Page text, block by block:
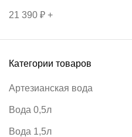
21 390 ₽ +
Категории товаров
Артезианская вода
Вода 0,5л
Вода 1,5л